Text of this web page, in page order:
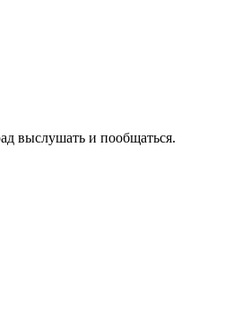
выслушать и пообщаться.